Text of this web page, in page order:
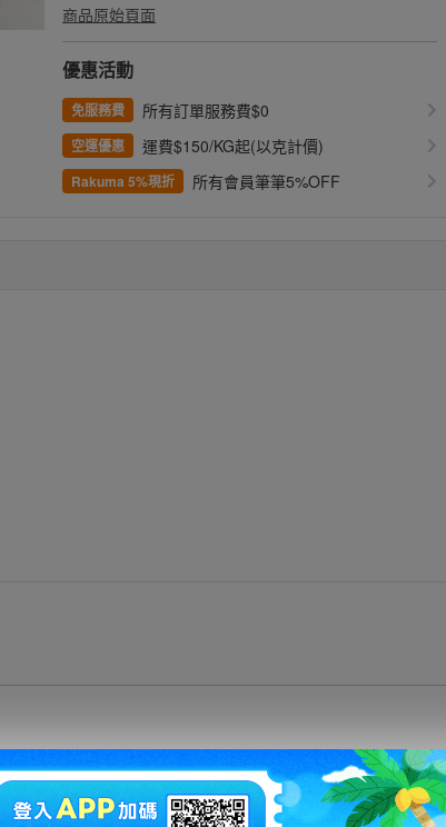
商品原始頁面
優惠活動
免服務費 所有訂單服務費$0
空運優惠 運費$150/KG起(以克計價)
Rakuma 5%現折 所有會員筆筆5%OFF